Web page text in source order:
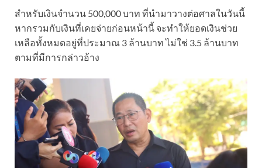
สำหรับเงินจำนวน 500,000 บาท ที่นำมาวางต่อศาลในวันนี้
หากรวมกับเงินที่เคยจ่ายก่อนหน้านี้ จะทำให้ยอดเงินช่วย
เหลือทั้งหมดอยู่ที่ประมาณ 3 ล้านบาท ไม่ใช่ 3.5 ล้านบาท
ตามที่มีการกล่าวอ้าง